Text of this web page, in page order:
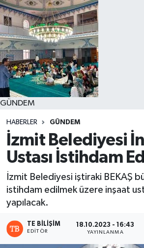
GÜNDEM
HABERLER GÜNDEM
İzmit Belediyesi
Ustası İstihdam
İzmit Belediyesi iştiraki BEKAŞ
istihdam edilmek üzere inşaat
yapılacak.
TE BILIŞIM
EDITÖR
18.10.2023 - 16:43
YAYINLANMA